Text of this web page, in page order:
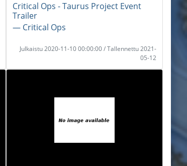
Critical Ops - Taurus Project Event
Trailer
― Critical Ops
Julkaistu 2020-11-10 00:00:00 / Tallennettu 2021-
05-12